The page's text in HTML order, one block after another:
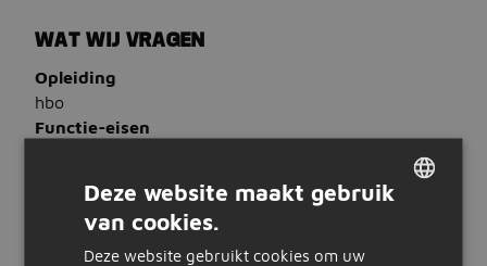
WAT WIJ VRAGEN
Opleiding
hbo
Functie-eisen
Projectleider
Sterke communicatieve vaardigheden en een
proactieve houding
Deze website maakt gebruik
van cookies.
Deze website gebruikt cookies om uw